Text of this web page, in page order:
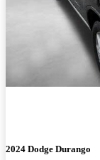
2024 Dodge Durango